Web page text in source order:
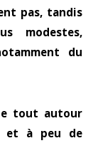
pas, tandis
modestes,
du
tout autour
et à peu de